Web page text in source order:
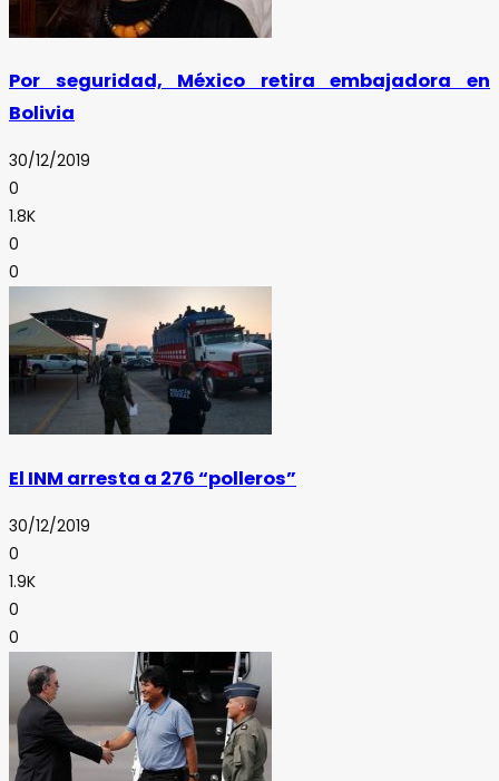
Por seguridad, México retira embajadora en
Bolivia
30/12/2019
0
1.8K
0
0
El INM arresta a 276 “polleros”
30/12/2019
0
1.9K
0
0